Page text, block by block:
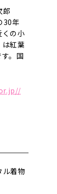
郎
30年
くの小
は紅葉
。国
ル着物